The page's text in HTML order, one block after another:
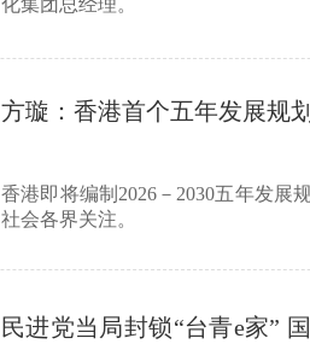
方璇：香港首个五年发展规
香港即将编制2026－2030五年发展
社会各界关注。
民进党当局封锁“台青e家”